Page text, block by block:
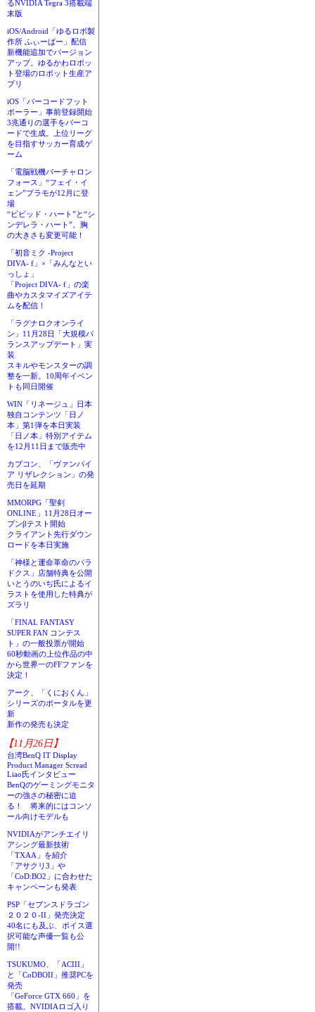
るNVIDIA Tegra 3搭載端
末版
iOS/Android「ゆるロボ製
作所 ふぃーばー」配信
新機能追加でバージョン
アップ。ゆるかわロボッ
ト登場のロボット生産ア
プリ
iOS「バーコードフット
ボーラー」事前登録開始
3兆通りの選手をバーコ
ードで生成。上位リーグ
を目指すサッカー育成ゲ
ーム
「電脳戦機バーチャロン
フォース」“フェイ・イ
ェン”プラモが12月に登
場
“ビビッド・ハート”と“シ
ンデレラ・ハート”。胸
の大きさも変更可能！
「初音ミク -Project
DIVA- f」×「みんなとい
っしょ」
「Project DIVA- f」の楽
曲やカスタマイズアイテ
ムを配信！
「ラグナロクオンライ
ン」11月28日「大規模バ
ランスアップデート」実
装
スキルやモンスターの調
整を一新。10周年イベン
トも同日開催
WIN「リネージュ」日本
独自コンテンツ「日ノ
本」第1弾を本日実装
「日ノ本」特別アイテム
を12月11日まで販売中
カプコン、「ヴァンパイ
ア リザレクション」の発
売日を延期
MMORPG「聖剣
ONLINE」11月28日オー
プンβテスト開始
クライアント先行ダウン
ロードを本日実施
「神様と運命革命のパラ
ドクス」店舗特典を公開
いとうのいぢ氏によるイ
ラストを使用した特典が
ズラリ
「FINAL FANTASY
SUPER FAN コンテス
ト」の一般投票が開始
60秒動画の上位作品の中
から世界一のFFファンを
決定！
アーク、「くにおくん」
シリーズのポータルを更
新
新作の発売も決定
【11月26日】
台湾BenQ IT Display
Product Manager Scread
Liao氏インタビュー
BenQのゲーミングモニタ
ーの強さの秘密に迫
る！ 将来的にはコンソ
ール向けモデルも
NVIDIAがアンチエイリ
アシング最新技術
「TXAA」を紹介
「アサクリ3」や
「CoD:BO2」に合わせた
キャンペーンも発表
PSP「セブンスドラゴン
２０２０-II」発売決定
40名にも及ぶ、ボイス選
択可能な声優一覧も公
開!!
TSUKUMO、「ACIII」
と「CoDBOII」推奨PCを
発売
「GeForce GTX 660」を
搭載。NVIDIAロゴ入り